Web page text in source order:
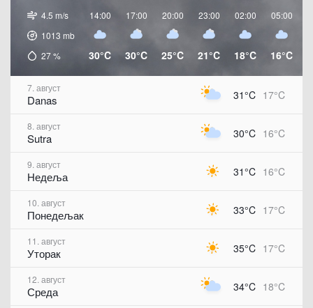
4.5 m/s
1013 mb
27%
14:00
30°C
17:00
30°C
20:00
25°C
23:00
21°C
02:00
18°C
05:00
16°C
7. август
Danas 31°C 17°C
8. август
Sutra 30°C 16°C
9. август
Недеља 31°C 16°C
10. август
Понедељак 33°C 17°C
11. август
Уторак 35°C 17°C
12. август
Среда 34°C 18°C